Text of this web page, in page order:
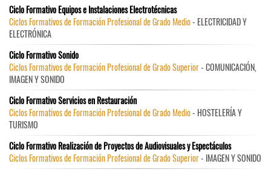
Ciclo Formativo Equipos e Instalaciones Electrotécnicas
Ciclos Formativos de Formación Profesional de Grado Medio- ELECTRICIDAD Y
ELECTRÓNICA
Ciclo Formativo Sonido
Ciclos Formativos de Formación Profesional de Grado Superior- COMUNICACIÓN,
IMAGEN Y SONIDO
Ciclo Formativo Servicios en Restauración
Ciclos Formativos de Formación Profesional de Grado Medio- HOSTELERÍA Y
TURISMO
Ciclo Formativo Realización de Proyectos de Audiovisuales y Espectáculos
Ciclos Formativos de Formación Profesional de Grado Superior- IMAGEN Y SONIDO